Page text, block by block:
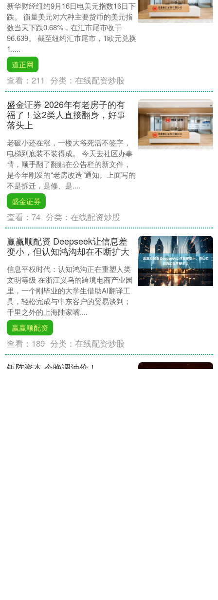
新华财经纽约9月16日电美元指数16日下
跌。 衡量美元对六种主要货币的美元指
数当天下跌0.68%，在汇市尾市收于
96.639。 截至纽约汇市尾市，1欧元兑换
1.....
道正网
查看：211 分类：在线配资炒股
盛金证券 2026年有老房子的有
福了！这2类人直接翻身，好事
落头上
老破小还在涨，一楼大爷死活不签字，
电梯到底装不装得成。 今天去社区办事
情，顺手翻了翻贴在公告栏的新文件，
是今年刚发的“老房改造”通知。上面写的
不是拆迁，是修、是....
盛金证券
查看：74 分类：在线配资炒股
赢赢顺配资 Deepseek让信息差
变小，但认知鸿沟却在不断扩大
信息平权时代：认知鸿沟正在重塑人类
文明等级 在浙江义乌的跨境电商产业园
里，一个刚毕业的大学生借助AI翻译工
具，轻松完成与中东客户的贸易谈判；
千里之外的上海陆家嘴....
赢赢顺配资
查看： 189 分类：在线配资炒股
钜阵资本 今晚调油价！